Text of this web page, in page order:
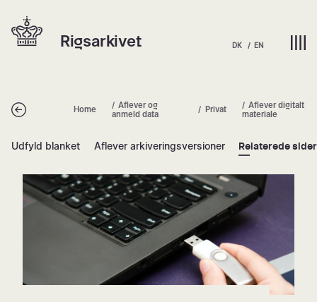
Spring
indhold
Hjem | Home
Rigsarkivet DK EN
Tilbage Home
Aflever og
anmeld data
Privat
Aflever digitalt
materiale
Udfyld blanket Aflever arkiveringsversioner Relaterede sider
Aflever digitalt materiale